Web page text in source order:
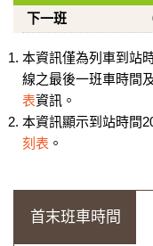
下一班
本資訊僅為列車到站
線之最後一班車時間
表資訊。
本資訊顯示到站時間
刻表 。
首末班車時間